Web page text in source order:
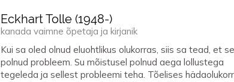
Eckhart Tolle (1948-)
kanada vaimne õpetaja ja kirjanik
Kui sa oled olnud eluohtlikus olukorras, siis sa tead, et
polnud probleem. Su mõistusel polnud aega lollustega
tegeleda ja sellest probleemi teha. Tõelises